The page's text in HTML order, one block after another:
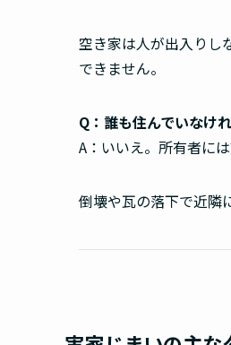
空き家は人が出入りし
できません。
Q：誰も住んでいなけ
A：いいえ。所有者に
倒壊や瓦の落下で近隣